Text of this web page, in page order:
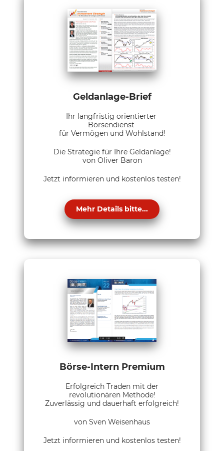
Geldanlage-Brief
Ihr langfristig orientierter
Börsendienst
für Vermögen und Wohlstand!
Die Strategie für Ihre Geldanlage!
von Oliver Baron
Jetzt informieren und kostenlos testen!
Mehr Details bitte...
Börse-Intern Premium
Erfolgreich Traden mit der
revolutionären Methode!
Zuverlässig und dauerhaft erfolgreich!
von Sven Weisenhaus
Jetzt informieren und kostenlos testen!